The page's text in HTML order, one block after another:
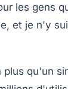
les gens
et je n'y
qu'un